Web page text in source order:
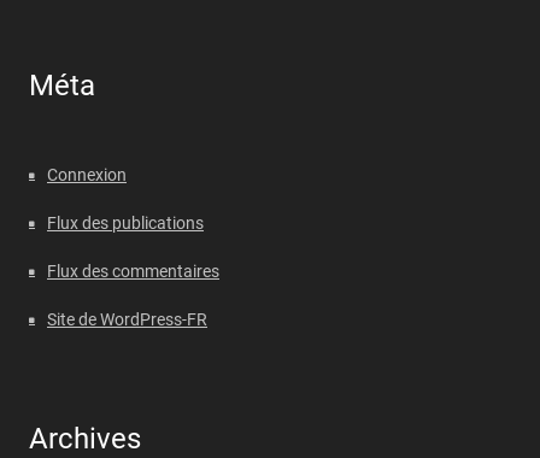
Méta
Connexion
Flux des publications
Flux des commentaires
Site de WordPress-FR
Archives